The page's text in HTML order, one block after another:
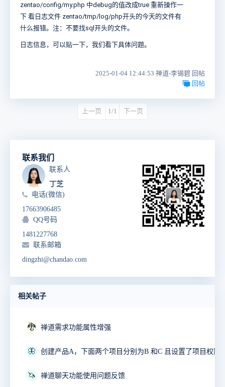
zentao/config/my.php 中debug的值改成true 重新操作一
下 看日志文件 zentao/tmp/log/php开头的今天的文件有
什么报错。注：不要找sql开头的文件。
日志信息，可以贴一下，我们看下具体问题。
2025-01-04 12:44:53 禅道-李锡碧 回帖
回帖
上一页 1/1 下一页
联系我们
联系人
丁芝
电话(微信)
17663906485
QQ号码
1481227768
联系邮箱
dingzhi@chandao.com
相关帖子
🐉 禅道需求功能属性增强
🦋
🦄 禅道聊天功能使用问题反馈